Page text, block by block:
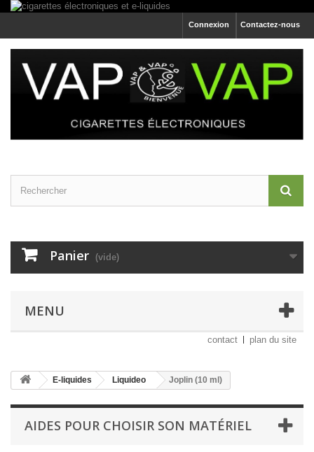
Contactez-nous
Connexion
Panier (vide)
MENU
contact plan du site
E-liquides Liquideo Joplin (10 ml)
AIDES POUR CHOISIR SON MATÉRIEL